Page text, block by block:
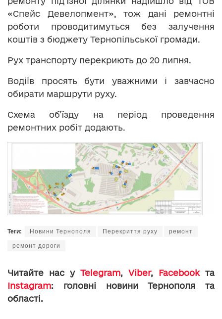
«Спейс Девелопмент», тож дані ремонтні
роботи проводитимуться без залучення
коштів з бюджету Тернопільської громади.
Рух транспорту перекриють до 20 липня.
Водіїв просять бути уважними і завчасно
обирати маршрути руху.
Схема об’їзду на період проведення
ремонтних робіт додають.
Теги: Новини Тернополя Перекриття руху ремонт
ремонт дороги
Читайте нас у Telegram, Viber, Facebookта
Instagram: головні новини Тернополя та
області.